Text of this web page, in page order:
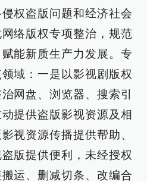
权盗版问题和经济社会
络版权专项整治，规范
能新质生产力发展。专
域：一是以影视剧版权
网盘、浏览器、搜索引
提供盗版影视资源及相
视资源传播提供帮助、
版提供便利，未经授权
运、删减切条、改编合